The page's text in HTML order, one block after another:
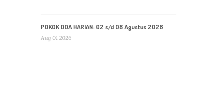
POKOK DOA HARIAN: 02 s/d 08 Agustus 2026
Aug 01 2026